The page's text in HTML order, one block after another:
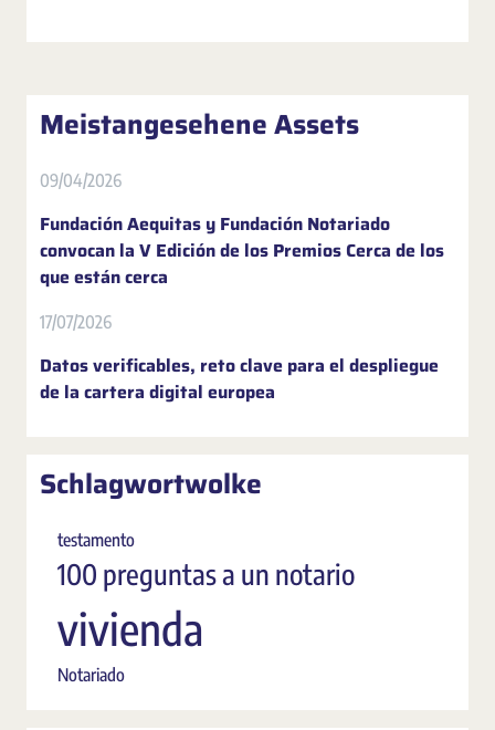
Meistangesehene Assets
09/04/2026
Fundación Aequitas y Fundación Notariado
convocan la V Edición de los Premios Cerca de los
que están cerca
17/07/2026
Datos verificables, reto clave para el despliegue
de la cartera digital europea
Schlagwortwolke
testamento
100 preguntas a un notario
vivienda
Notariado